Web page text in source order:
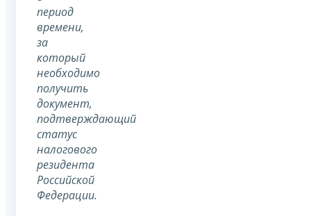
период
времени,
за
который
необходимо
получить
документ,
подтверждающий
статус
налогового
резидента
Российской
Федерации.